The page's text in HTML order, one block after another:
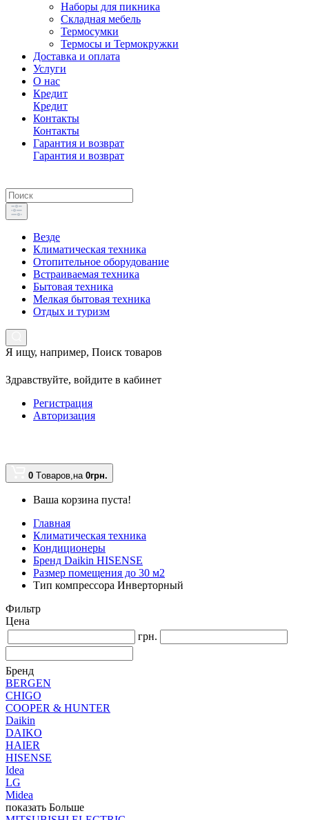
Наборы для пикника
Складная мебель
Термосумки
Термосы и Термокружки
Доставка и оплата
Услуги
О нас
Кредит
Кредит
Контакты
Контакты
Гарантия и возврат
Гарантия и возврат
Везде
Климатическая техника
Отопительное оборудование
Встраиваемая техника
Бытовая техника
Мелкая бытовая техника
Отдых и туризм
Я ищу, например, Поиск товаров
Здравствуйте, войдите в кабинет
Регистрация
Авторизация
0 Tоваров,на 0грн.
Ваша корзина пуста!
Главная
Климатическая техника
Кондиционеры
Бренд Daikin HISENSE
Размер помещения до 30 м2
Тип компрессора Инверторный
Фильтр
Цена
грн.
Бренд
BERGEN
CHIGO
COOPER & HUNTER
Daikin
DAIKO
HAIER
HISENSE
Idea
LG
Midea
показать Больше